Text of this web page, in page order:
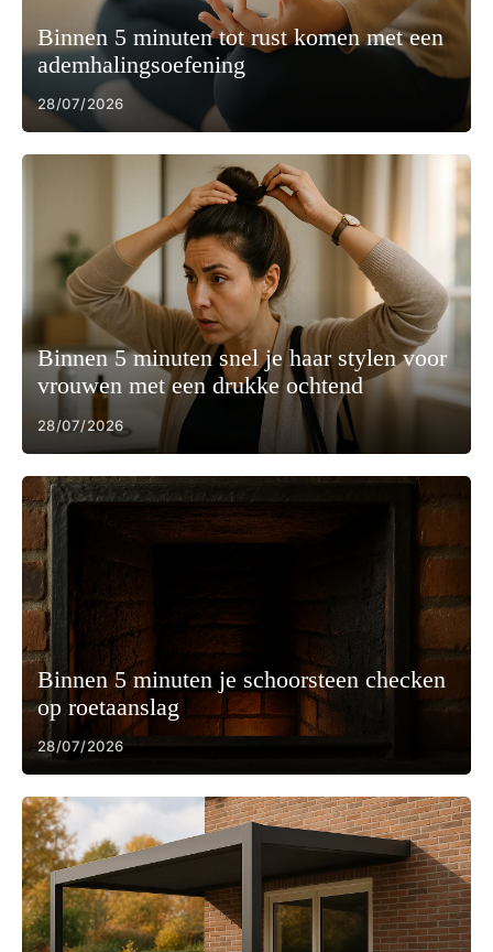
Binnen 5 minuten tot rust komen met een
ademhalingsoefening
28/07/2026
Binnen 5 minuten snel je haar stylen voor
vrouwen met een drukke ochtend
28/07/2026
Binnen 5 minuten je schoorsteen checken
op roetaanslag
28/07/2026